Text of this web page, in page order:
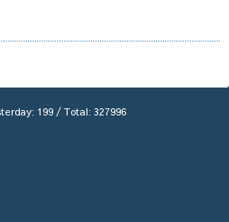
199 / Total: 327996